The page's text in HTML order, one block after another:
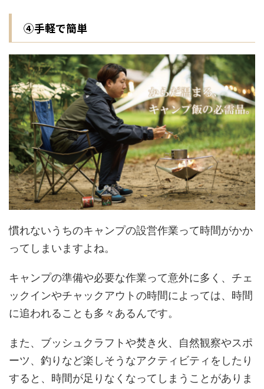
④手軽で簡単
慣れないうちのキャンプの設営作業って時間がかか
ってしまいますよね。
キャンプの準備や必要な作業って意外に多く、チェ
ックインやチャックアウトの時間によっては、時間
に追われることも多々あるんです。
また、ブッシュクラフトや焚き火、自然観察やスポ
ーツ、釣りなど楽しそうなアクティビティをしたり
すると、時間が足りなくなってしまうことがありま